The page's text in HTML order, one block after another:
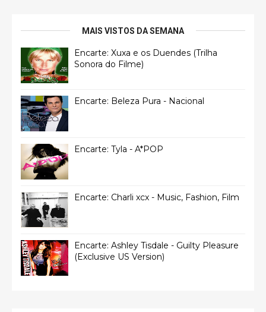
MAIS VISTOS DA SEMANA
Encarte: Xuxa e os Duendes (Trilha
Sonora do Filme)
Encarte: Beleza Pura - Nacional
Encarte: Tyla - A*POP
Encarte: Charli xcx - Music, Fashion, Film
Encarte: Ashley Tisdale - Guilty Pleasure
(Exclusive US Version)